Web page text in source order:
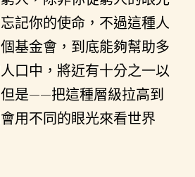
記你的使命，不過這種人
基金會，到底能夠幫助多
口中，將近有十分之一以
是——把這種層級拉高到
用不同的眼光來看世界